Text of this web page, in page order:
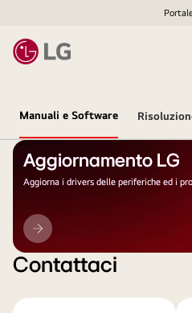
Manuali e Software
Aggiornamento LG
Aggiorna i drivers delle periferiche ed i
Aggiornamento
LG
Contattaci